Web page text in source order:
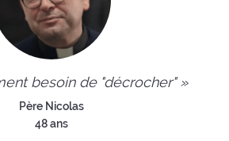
besoin de "décrocher" »
Père Nicolas
48 ans